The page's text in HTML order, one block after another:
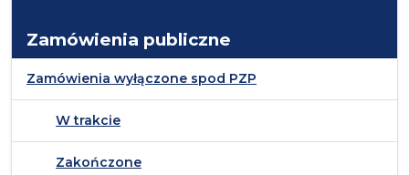
Zamówienia publiczne
Zamówienia wyłączone spod PZP
W trakcie
Zakończone